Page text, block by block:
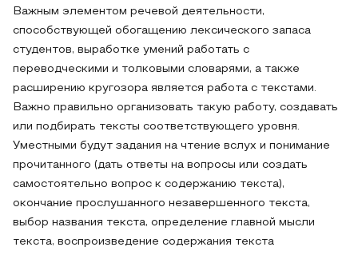
Важным элементом речевой деятельности,
способствующей обогащению лексического запаса
студентов, выработке умений работать с
переводческими и толковыми словарями, а также
расширению кругозора является работа с текстами.
Важно правильно организовать такую работу, создавать
или подбирать тексты соответствующего уровня.
Уместными будут задания на чтение вслух и понимание
прочитанного (дать ответы на вопросы или создать
самостоятельно вопрос к содержанию текста),
окончание прослушанного незавершенного текста,
выбор названия текста, определение главной мысли
текста, воспроизведение содержания текста